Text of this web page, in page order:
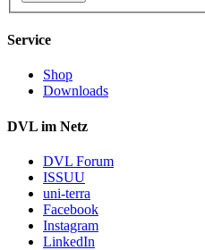
Service
Shop
Downloads
DVL im Netz
DVL Forum
ISSUU
uni-terra
Facebook
Instagram
LinkedIn